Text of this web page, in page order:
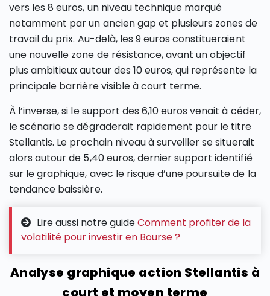
vers les 8 euros, un niveau technique marqué
notamment par un ancien gap et plusieurs zones de
travail du prix. Au-delà, les 9 euros constitueraient
une nouvelle zone de résistance, avant un objectif
plus ambitieux autour des 10 euros, qui représente la
principale barrière visible à court terme.
À l’inverse, si le support des 6,10 euros venait à céder,
le scénario se dégraderait rapidement pour le titre
Stellantis. Le prochain niveau à surveiller se situerait
alors autour de 5,40 euros, dernier support identifié
sur le graphique, avec le risque d’une poursuite de la
tendance baissière.
Lire aussi notre guideComment profiter de la
volatilité pour investir en Bourse ?
Analyse graphique action Stellantis à
court et moyen terme